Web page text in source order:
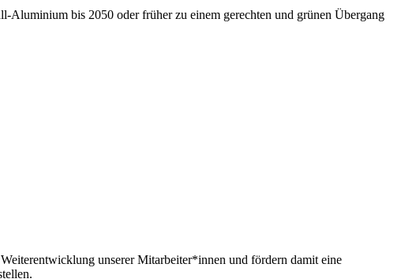
bis 2050 oder früher zu einem gerechten und grünen Übergang
unserer Mitarbeiter*innen und fördern damit eine